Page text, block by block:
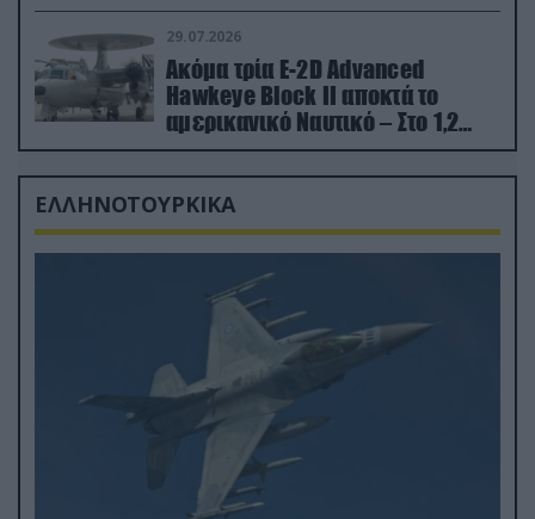
29.07.2026
Ακόμα τρία E-2D Advanced
Hawkeye Block II αποκτά το
αμερικανικό Ναυτικό – Στο 1,2
δισ.δολάρια το κόστος
ΕΛΛΗΝΟΤΟΥΡΚΙΚΑ